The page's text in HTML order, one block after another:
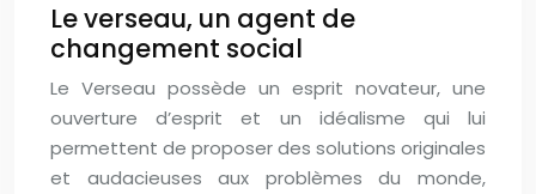
Le verseau, un agent de
changement social
Le Verseau possède un esprit novateur, une
ouverture d’esprit et un idéalisme qui lui
permettent de proposer des solutions originales
et audacieuses aux problèmes du monde,